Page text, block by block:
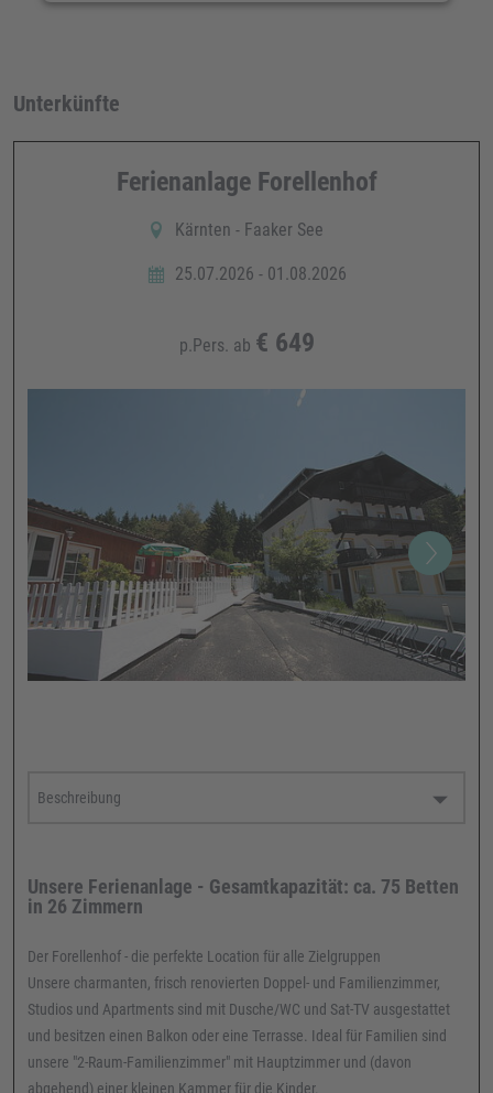
Unterkünfte
Ferienanlage Forellenhof
Kärnten - Faaker See
25.07.2026 - 01.08.2026
p.Pers. ab € 649
Unsere Ferienanlage - Gesamtkapazität: ca. 75 Betten
in 26 Zimmern
Der Forellen­hof - die perfekte Location für alle Zielgruppen
Unsere charmanten, frisch renovierten Doppel- und Familienzimmer,
Studios und Apartments sind mit Dusche/WC und Sat-TV ausge­stattet
und besitzen einen Bal­kon oder eine Terras­se. Ideal für Familien sind
unsere "2-Raum-Familienzimmer" mit Hauptzimmer und (davon
abgehend) einer kleinen Kammer für die Kinder.